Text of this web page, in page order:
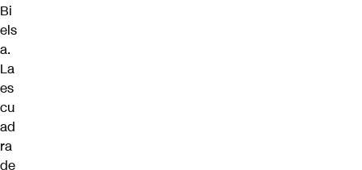
Bi
els
a.
La
es
cu
ad
ra
de